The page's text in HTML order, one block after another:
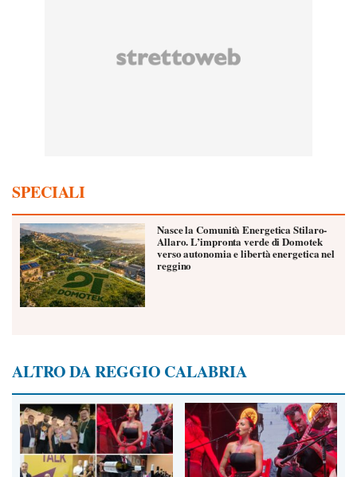
SPECIALI
Nasce la Comunità Energetica Stilaro-
Allaro. L’impronta verde di Domotek
verso autonomia e libertà energetica nel
reggino
ALTRO DA REGGIO CALABRIA